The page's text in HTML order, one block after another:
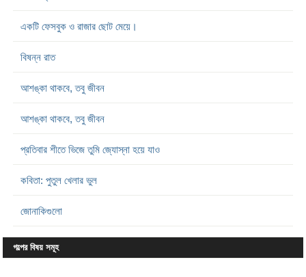
একটি ফেসবুক ও রাজার ছোট মেয়ে।
বিষন্ন রাত
আশঙ্কা থাকবে, তবু জীবন
আশঙ্কা থাকবে, তবু জীবন
প্রতিবার শীতে ভিজে তুমি জ্যোস্না হয়ে যাও
কবিতা: পুতুল খেলার ভুল
জোনাকিগুলো
গল্পের বিষয় সমূহ